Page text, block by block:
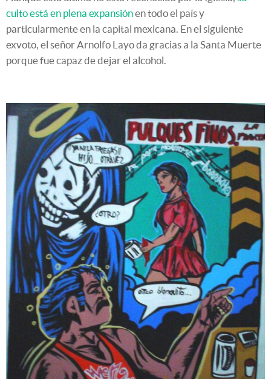
culto está en plena expansiónen todo el país y
particularmente en la capital mexicana. En el siguiente
exvoto, el señor Arnolfo Layo da gracias a la Santa Muerte
porque fue capaz de dejar el alcohol.